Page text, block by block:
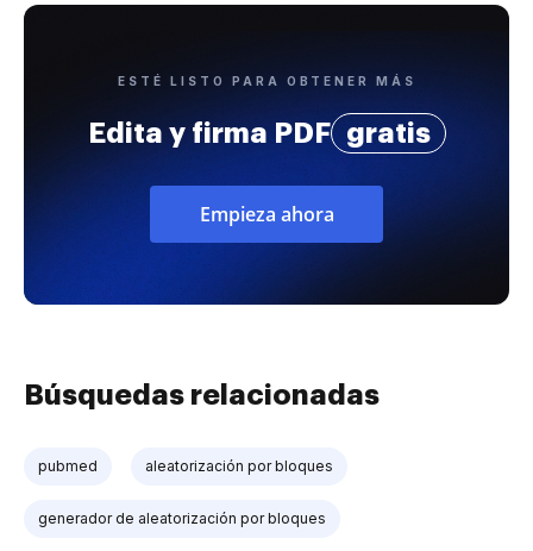
ESTÉ LISTO PARA OBTENER MÁS
Edita y firma PDF gratis
Empieza ahora
Búsquedas relacionadas
pubmed aleatorización por bloques
generador de aleatorización por bloques